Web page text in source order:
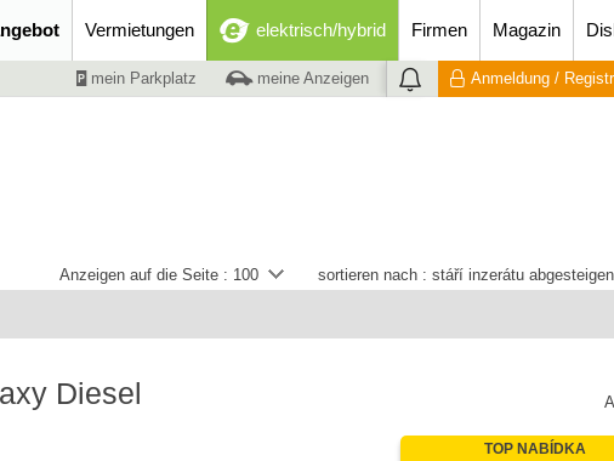
Vermietungen elektrisch/hybrid Firmen Magazin
mein Parkplatz meine Anzeigen Anmeldung /
sortieren nach : stáří inzerátu
Anzeigen auf die Seite : 100
Diesel
TOP NABÍDKA